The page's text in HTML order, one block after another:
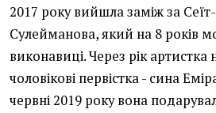
2017 року вийшла заміж за
Сулейманова, який на 8 років
виконавиці. Через рік
чоловікові первістка - сина
червні 2019 року вона